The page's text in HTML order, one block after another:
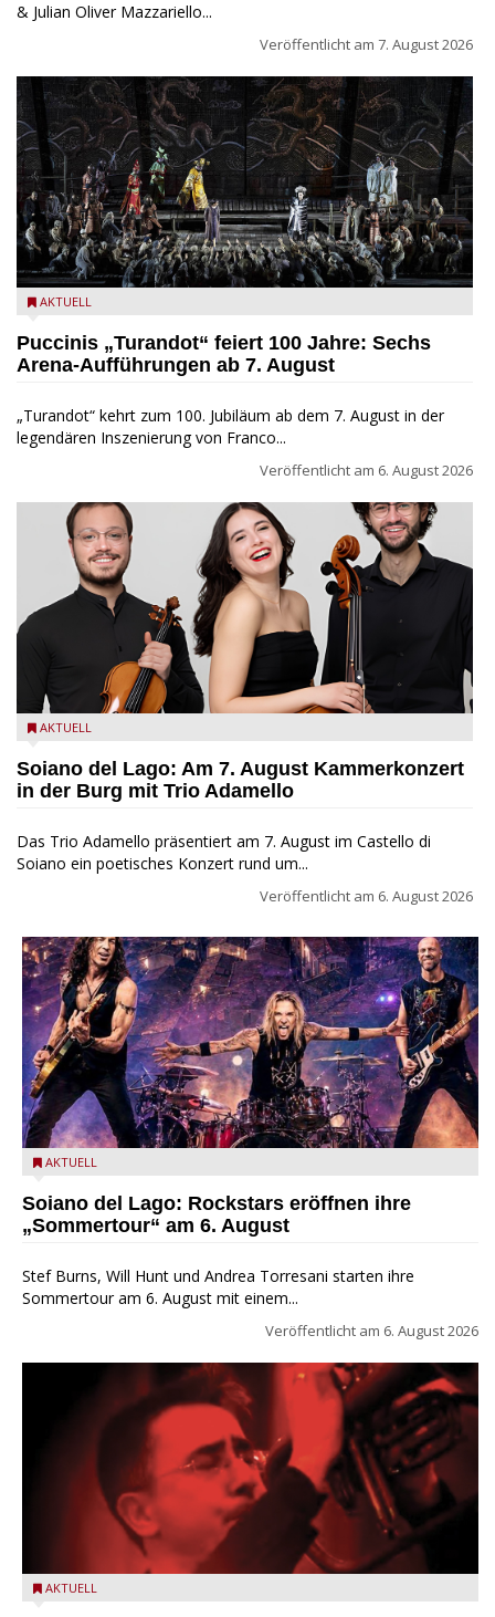
& Julian Oliver Mazzariello...
Veröffentlicht am 7. August 2026
Turandot in der Arena von Verona - Ennevi für Fondazione
AKTUELL
Puccinis „Turandot“ feiert 100 Jahre: Sechs
Arena-Aufführungen ab 7. August
„Turandot“ kehrt zum 100. Jubiläum ab dem 7. August in der
legendären Inszenierung von Franco...
Veröffentlicht am 6. August 2026
Trio Adamello
AKTUELL
Soiano del Lago: Am 7. August Kammerkonzert
in der Burg mit Trio Adamello
Das Trio Adamello präsentiert am 7. August im Castello di
Soiano ein poetisches Konzert rund um...
Veröffentlicht am 6. August 2026
Stef Burns, Will Hunt und Andrea Torresani im Summer Rock
AKTUELL
Soiano del Lago: Rockstars eröffnen ihre
„Sommertour“ am 6. August
Stef Burns, Will Hunt und Andrea Torresani starten ihre
Sommertour am 6. August mit einem...
Veröffentlicht am 6. August 2026
Beppe Zorzella Trio zu Gast beim Garda Jazz Festival
AKTUELL